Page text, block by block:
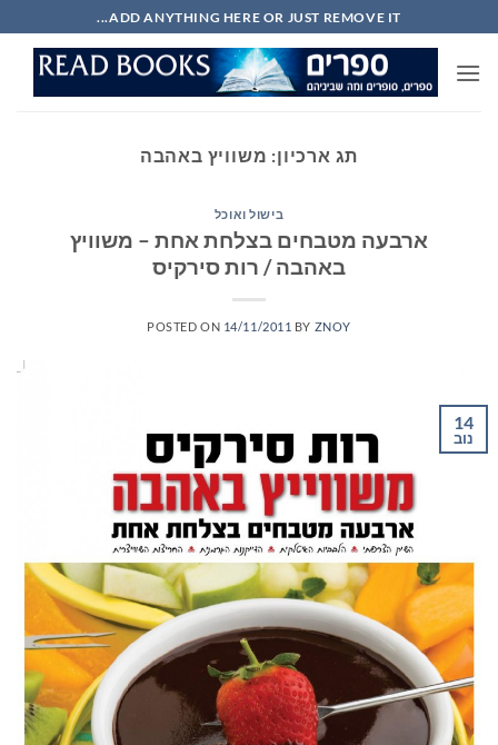
to
content
ADD ANYTHING HERE OR JUST REMOVE IT...
תג ארכיון: משוויץ באהבה
בישול ואוכל
ארבעה מטבחים בצלחת אחת – משוויץ
באהבה / רות סירקיס
POSTED ON 14/11/2011 BY ZNOY
14
נוב